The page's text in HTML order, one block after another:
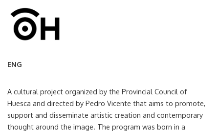
ENG
A cultural project organized by the Provincial Council of
Huesca and directed by Pedro Vicente that aims to promote,
support and disseminate artistic creation and contemporary
thought around the image. The program was born in a